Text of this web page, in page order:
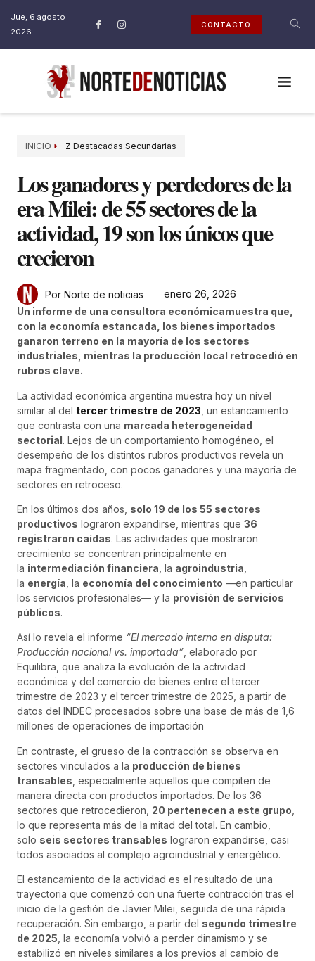
Jue, 6 agosto
2026
CONTACTO
INICIO Z Destacadas Secundarias
Los ganadores y perdedores de la
era Milei: de 55 sectores de la
actividad, 19 son los únicos que
crecieron
Por Norte de noticias
enero 26, 2026
Un informe de una consultora económicamuestra que,
con la economía estancada, los bienes importados
ganaron terreno en la mayoría de los sectores
industriales, mientras la producción local retrocedió en
rubros clave.
La actividad económica argentina muestra hoy un nivel
similar al del tercer trimestre de 2023 , un estancamiento
que contrasta con una marcada heterogeneidad
sectorial. Lejos de un comportamiento homogéneo, el
desempeño de los distintos rubros productivos revela un
mapa fragmentado, con pocos ganadores y una mayoría de
sectores en retroceso.
En los últimos dos años, solo 19 de los 55 sectores
productivos lograron expandirse, mientras que 36
registraron caídas. Las actividades que mostraron
crecimiento se concentran principalmente en
la intermediación financiera , la agroindustria
la energía , la economía del conocimiento —en particular
los servicios profesionales— y la provisión de servicios
públicos.
Así lo revela el informe “El mercado interno en disputa:
Producción nacional vs. importada” , elaborado por
Equilibra, que analiza la evolución de la actividad
económica y del comercio de bienes entre el tercer
trimestre de 2023 y el tercer trimestre de 2025, a partir de
datos del INDEC procesados sobre una base de más de 1,6
millones de operaciones de importación
En contraste, el grueso de la contracción se observa en
sectores vinculados a la producción de bienes
transables , especialmente aquellos que compiten de
manera directa con productos importados. De los 36
sectores que retrocedieron, 20 pertenecen a este grupo
lo que representa más de la mitad del total. En cambio,
solo seis sectores transables lograron expandirse, casi
todos asociados al complejo agroindustrial y energético.
El estancamiento de la actividad es el resultado de una
trayectoria que comenzó con una fuerte contracción tras el
inicio de la gestión de Javier Milei, seguida de una rápida
recuperación. Sin embargo, a partir del segundo trimestre
de 2025 , la economía volvió a perder dinamismo y se
estabilizó en niveles similares a los previos al cambio de